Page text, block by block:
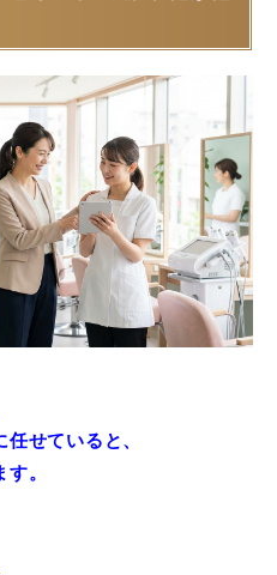
せていると、
。